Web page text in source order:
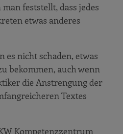
Titel
& Beförderungen
feststellt, dass jedes
etwas anderes
es nicht schaden, etwas
bekommen, auch wenn
die Anstrengung der
Textes
Kompetenzzentrum